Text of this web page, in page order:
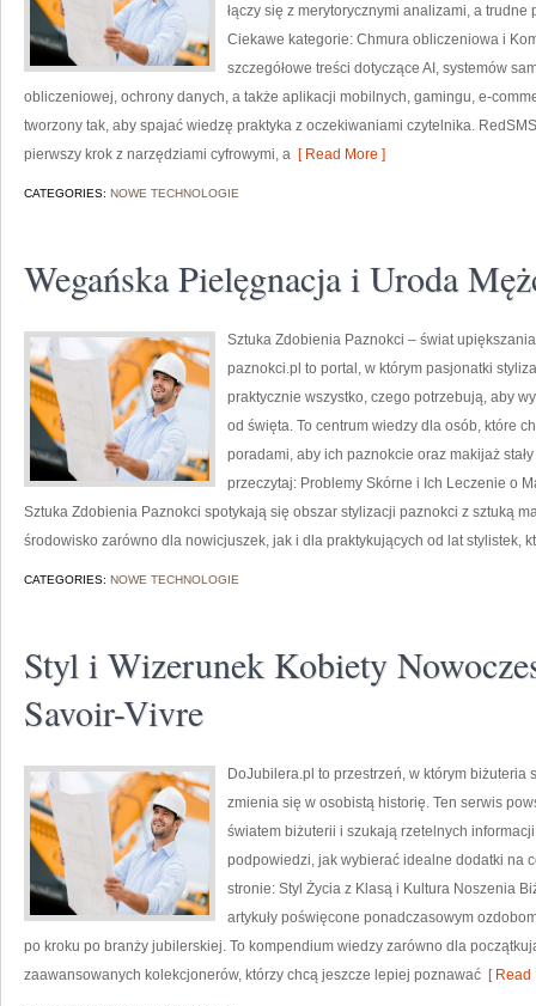
łączy się z merytorycznymi analizami, a
Ciekawe kategorie: Chmura obliczeniowa i
szczegółowe treści dotyczące AI, systemów
obliczeniowej, ochrony danych, a także aplikacji mobilnych, gamingu, e-
tworzony tak, aby spajać wiedzę praktyka z oczekiwaniami czytelnika.
pierwszy krok z narzędziami cyfrowymi, a [ Read More ]
CATEGORIES: NOWE TECHNOLOGIE
Wegańska Pielęgnacja i Uroda
Sztuka Zdobienia Paznokci – świat
paznokci.pl to portal, w którym pasjonatki
praktycznie wszystko, czego potrzebują, aby
od święta. To centrum wiedzy dla osób, które
poradami, aby ich paznokcie oraz makijaż
przeczytaj: Problemy Skórne i Ich Leczenie o
Sztuka Zdobienia Paznokci spotykają się obszar stylizacji paznokci z sztuką
środowisko zarówno dla nowicjuszek, jak i dla praktykujących od lat stylistek,
CATEGORIES: NOWE TECHNOLOGIE
Styl i Wizerunek Kobiety
Savoir-Vivre
DoJubilera.pl to przestrzeń, w którym
zmienia się w osobistą historię. Ten serwis
światem biżuterii i szukają rzetelnych
podpowiedzi, jak wybierać idealne dodatki na
stronie: Styl Życia z Klasą i Kultura Noszenia
artykuły poświęcone ponadczasowym
po kroku po branży jubilerskiej. To kompendium wiedzy zarówno dla
zaawansowanych kolekcjonerów, którzy chcą jeszcze lepiej poznawać [ Read